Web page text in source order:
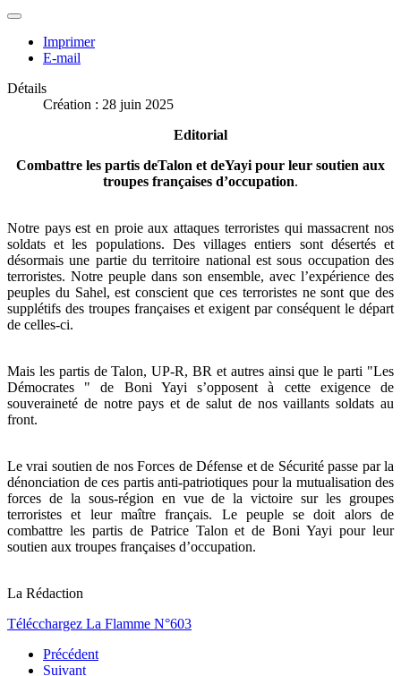
Imprimer
E-mail
Détails
Création : 28 juin 2025
Editorial
Combattre les partis deTalon et deYayi pour leur soutien aux
troupes françaises d’occupation.
Notre pays est en proie aux attaques terroristes qui massacrent nos
soldats et les populations. Des villages entiers sont désertés et
désormais une partie du territoire national est sous occupation des
terroristes. Notre peuple dans son ensemble, avec l’expérience des
peuples du Sahel, est conscient que ces terroristes ne sont que des
supplétifs des troupes françaises et exigent par conséquent le départ
de celles-ci.
Mais les partis de Talon, UP-R, BR et autres ainsi que le parti "Les
Démocrates " de Boni Yayi s’opposent à cette exigence de
souveraineté de notre pays et de salut de nos vaillants soldats au
front.
Le vrai soutien de nos Forces de Défense et de Sécurité passe par la
dénonciation de ces partis anti-patriotiques pour la mutualisation des
forces de la sous-région en vue de la victoire sur les groupes
terroristes et leur maître français. Le peuple se doit alors de
combattre les partis de Patrice Talon et de Boni Yayi pour leur
soutien aux troupes françaises d’occupation.
La Rédaction
Télécchargez La Flamme N°603
Précédent
Suivant